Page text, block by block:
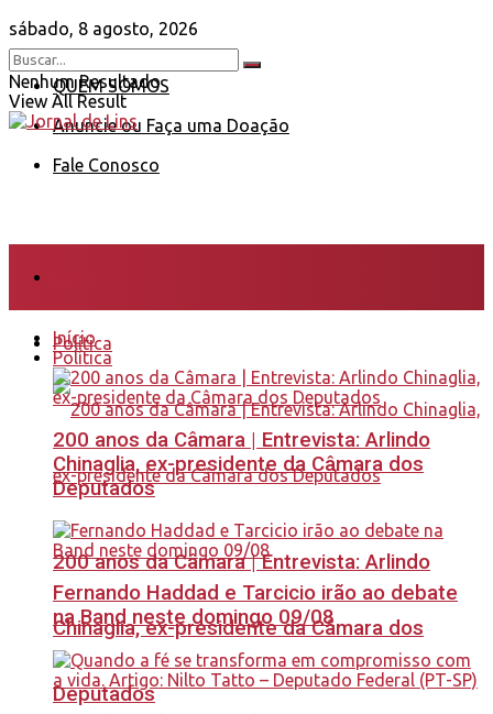
sábado, 8 agosto, 2026
QUEM SOMOS
Anuncie ou Faça uma Doação
Fale Conosco
Nenhum Resultado
View All Result
Política
200 anos da Câmara | Entrevista: Arlindo
Chinaglia, ex-presidente da Câmara dos
Deputados
Início
Política
200 anos da Câmara | Entrevista: Arlindo
Chinaglia, ex-presidente da Câmara dos
Deputados
Fernando Haddad e Tarcicio irão ao debate
na Band neste domingo 09/08